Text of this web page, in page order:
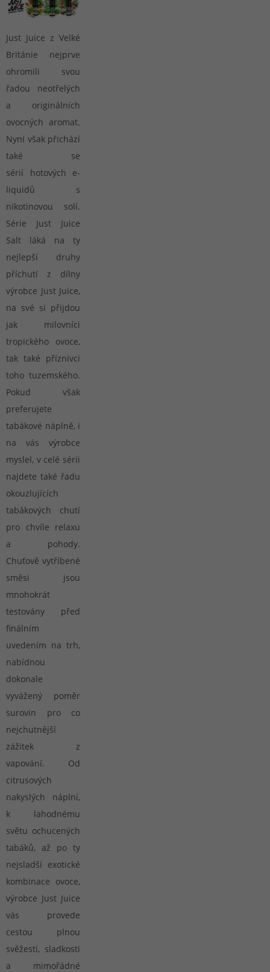
Just Juice z Velké
Británie nejprve
ohromili svou
řadou neotřelých
a originálních
ovocných aromat.
Nyní však přichází
také se
sérií hotových e-
liquidů s
nikotinovou solí.
Série Just Juice
Salt láká na ty
nejlepší druhy
příchutí z dílny
výrobce Just Juice,
na své si přijdou
jak milovníci
tropického ovoce,
tak také příznivci
toho tuzemského.
Pokud však
preferujete
tabákové náplně, i
na vás výrobce
myslel, v celé sérii
najdete také řadu
okouzlujících
tabákových chutí
pro chvíle relaxu
a pohody.
Chuťově vytříbené
směsi jsou
mnohokrát
testovány před
finálním
uvedením na trh,
nabídnou
dokonale
vyvážený poměr
surovin pro co
nejchutnější
zážitek z
vapování. Od
citrusových
nakyslých náplní,
k lahodnému
světu ochucených
tabáků, až po ty
nejsladší exotické
kombinace ovoce,
výrobce Just Juice
vás provede
cestou plnou
svěžesti, sladkosti
a mimořádné